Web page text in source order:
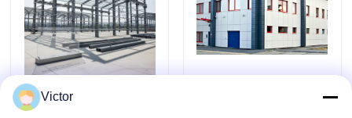
Portalrahmen-
Stahlkonstruktion in
Victor